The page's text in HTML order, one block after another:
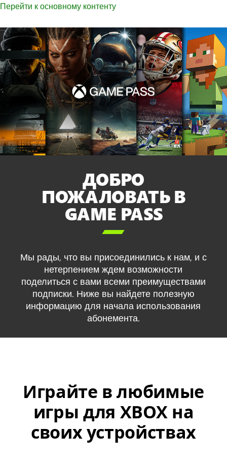
Перейти к основному контенту
ДОБРО
ПОЖАЛОВАТЬ В
GAME PASS

Мы рады, что вы присоединились к нам, и с
нетерпением ждем возможности
поделиться с вами всеми преимуществами
подписки. Ниже вы найдете полезную
информацию для начала использования
абонемента.
Играйте в любимые
игры для XBOX на
своих устройствах